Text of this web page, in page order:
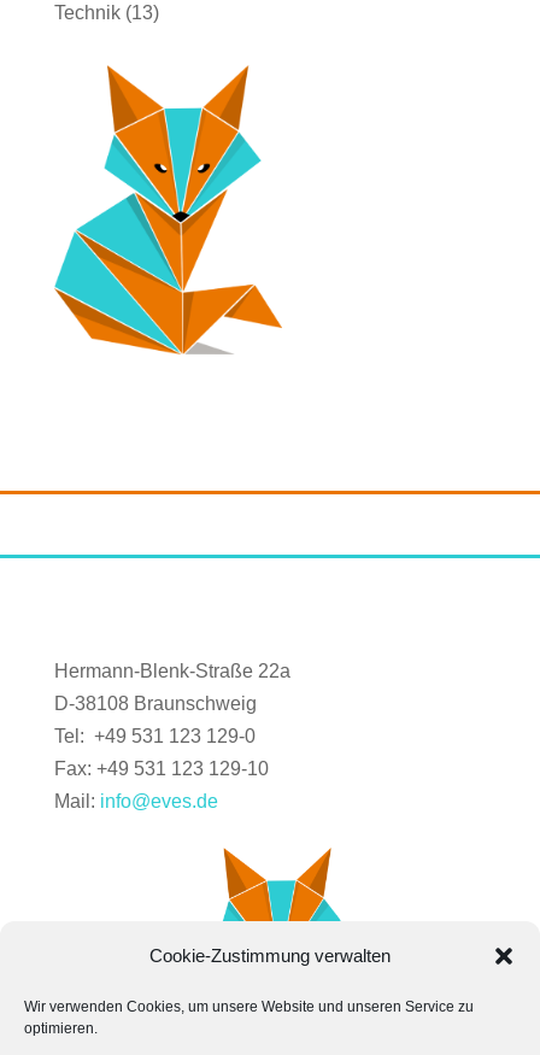
Cookie-Zustimmung verwalten
Wir verwenden Cookies, um unsere Website und unseren Service zu
optimieren.
Technik(13)
Hermann-Blenk-Straße 22a
D-38108 Braunschweig
Tel: +49 531 123 129-0
Fax: +49 531 123 129-10
Mail: info@eves.de